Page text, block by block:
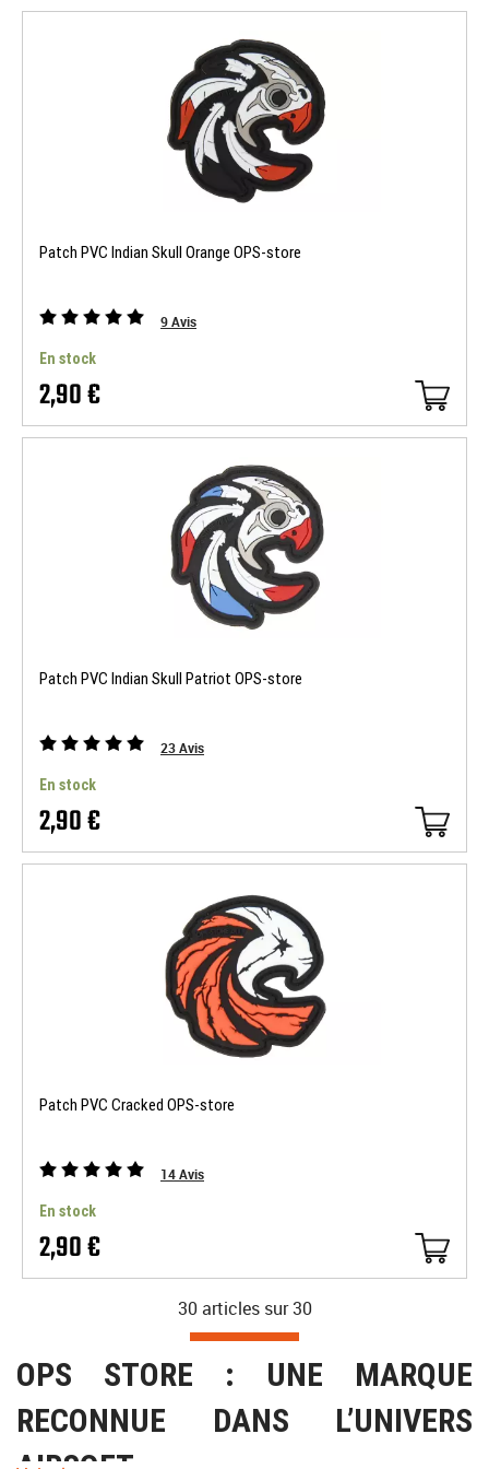
Patch PVC Indian Skull Orange OPS-store
9Avis
En stock
2,90 €
Patch PVC Indian Skull Patriot OPS-store
23Avis
En stock
2,90 €
Patch PVC Cracked OPS-store
14Avis
En stock
2,90 €
30 articles sur 30
OPS STORE : UNE MARQUE
RECONNUE DANS L’UNIVERS